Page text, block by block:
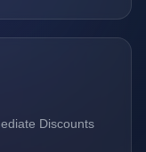
Discounts